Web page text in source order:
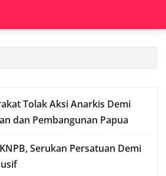
Tolak Aksi Anarkis Demi
dan Pembangunan Papua
Serukan Persatuan Demi